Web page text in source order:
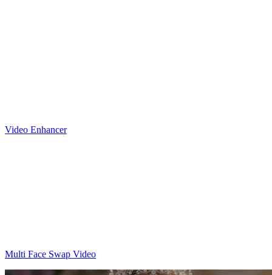
Video Enhancer
Multi Face Swap Video